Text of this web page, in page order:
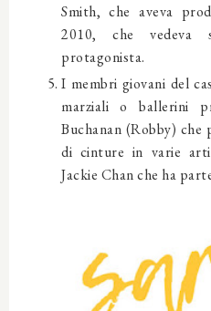
Smith, che aveva
2010, che vedeva
protagonista.
I membri giovani del
marziali o ballerini
Buchanan (Robby) che
di cinture in varie
Jackie Chan che ha